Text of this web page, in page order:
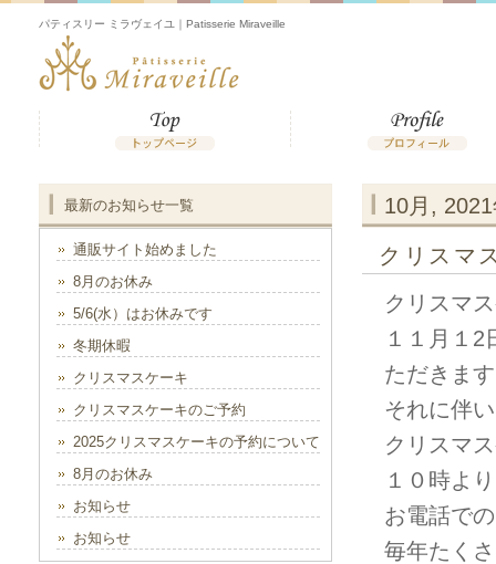
パティスリー ミラヴェイユ｜Patisserie Miraveille
10月,
クリスマ
クリスマ
１１月１2
ただきま
それに伴
クリスマ
１０時よ
お電話で
毎年たく
最新のお知らせ一覧
通販サイト始めました
8月のお休み
5/6(水）はお休みです
冬期休暇
クリスマスケーキ
クリスマスケーキのご予約
2025クリスマスケーキの予約について
8月のお休み
お知らせ
お知らせ